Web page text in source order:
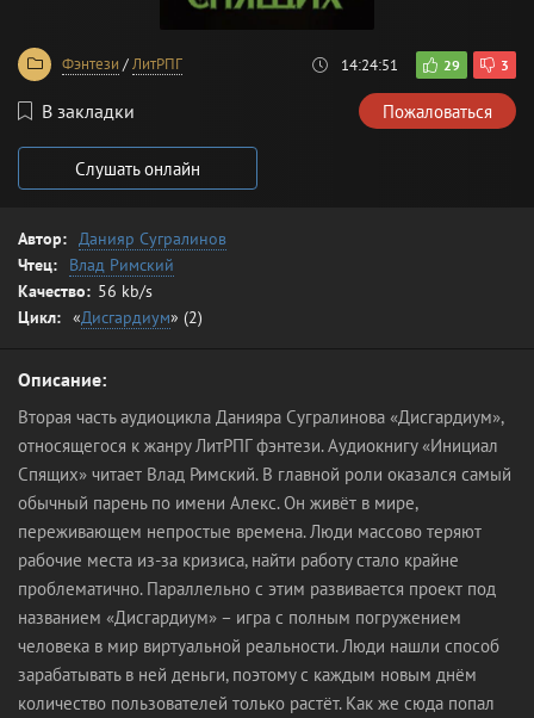
Фэнтези /ЛитРПГ 14:24:51 29 3
В закладки Пожаловаться
Слушать онлайн
Автор: Данияр Сугралинов
Чтец:
Влад Римский
Качество: 56 kb/s
Цикл: «Дисгардиум» (2)
Описание:
Вторая часть аудиоцикла Данияра Сугралинова «Дисгардиум»,
относящегося к жанру ЛитРПГ фэнтези. Аудиокнигу «Инициал
Спящих» читает Влад Римский. В главной роли оказался самый
обычный парень по имени Алекс. Он живёт в мире,
переживающем непростые времена. Люди массово теряют
рабочие места из-за кризиса, найти работу стало крайне
проблематично. Параллельно с этим развивается проект под
названием «Дисгардиум» – игра с полным погружением
человека в мир виртуальной реальности. Люди нашли способ
зарабатывать в ней деньги, поэтому с каждым новым днём
количество пользователей только растёт. Как же сюда попал